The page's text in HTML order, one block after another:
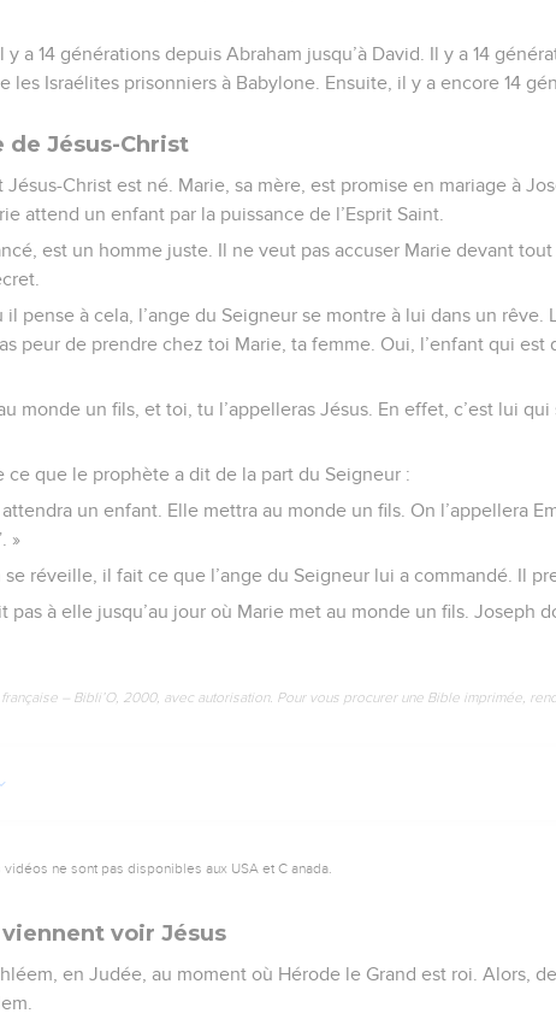
a 14 générations depuis Abraham jusqu’à David. Il y a 14
les Israélites prisonniers à Babylone. Ensuite, il y a encore 14
de Jésus-Christ
Christ est né. Marie, sa mère, est promise en mariage à
attend un enfant par la puissance de l’Esprit Saint.
est un homme juste. Il ne veut pas accuser Marie devant
pense à cela, l’ange du Seigneur se montre à lui dans un rêve.
peur de prendre chez toi Marie, ta femme. Oui, l’enfant qui
monde un fils, et toi, tu l’appelleras Jésus. En effet, c’est lui
ce que le prophète a dit de la part du Seigneur :
un enfant. Elle mettra au monde un fils. On l’appellera
»
se réveille, il fait ce que l’ange du Seigneur lui a commandé. Il
pas à elle jusqu’au jour où Marie met au monde un fils. Joseph
– Bibli’O, 2000, avec autorisation. Pour vous procurer une Bible imprimée,
vidéos ne sont pas disponibles aux USA et C anada.
voir Jésus
en Judée, au moment où Hérode le Grand est roi. Alors,